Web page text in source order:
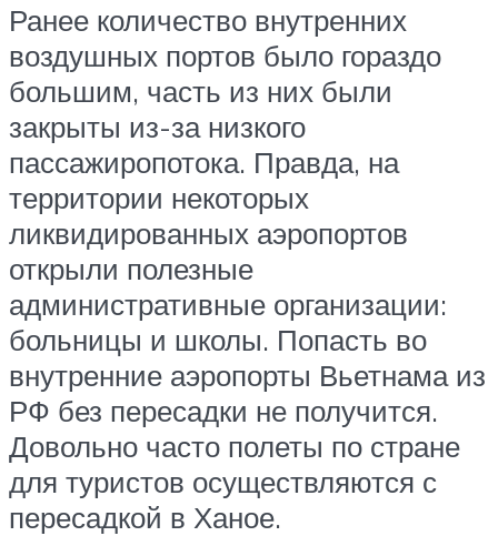
Ранее количество внутренних
воздушных портов было гораздо
большим, часть из них были
закрыты из-за низкого
пассажиропотока. Правда, на
территории некоторых
ликвидированных аэропортов
открыли полезные
административные организации:
больницы и школы. Попасть во
внутренние аэропорты Вьетнама из
РФ без пересадки не получится.
Довольно часто полеты по стране
для туристов осуществляются с
пересадкой в Ханое.